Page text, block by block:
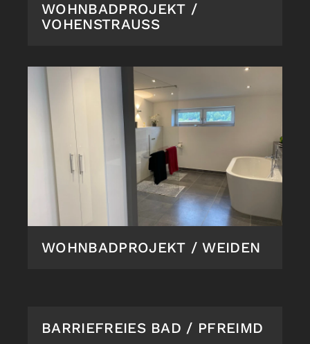
WOHNBADPROJEKT /
VOHENSTRAUSS
WOHNBADPROJEKT / WEIDEN
BARRIEFREIES BAD / PFREIMD